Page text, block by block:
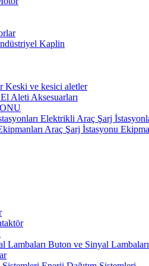
Kaplin
Keski ve kesici aletler
El Aleti Aksesuarları
Elektrikli Araç Şarj
Araç Şarj İstasyonu
Buton ve Sinyal Lambaları